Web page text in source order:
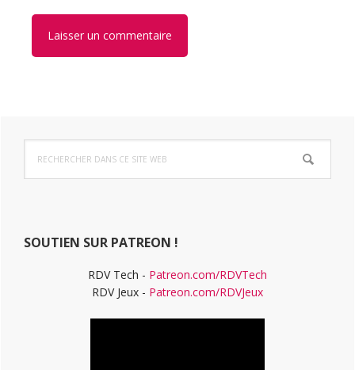
Barre
latérale
dans
ce
SOUTIEN SUR PATREON !
RDV Tech - Patreon.com/RDVTech
RDV Jeux - Patreon.com/RDVJeux